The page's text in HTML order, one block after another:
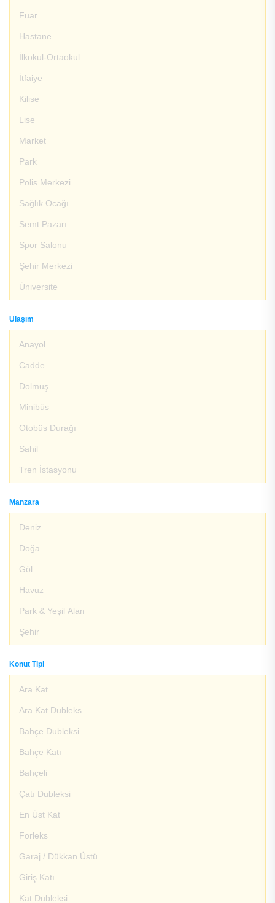
Fuar
Hastane
İlkokul-Ortaokul
İtfaiye
Kilise
Lise
Market
Park
Polis Merkezi
Sağlık Ocağı
Semt Pazarı
Spor Salonu
Şehir Merkezi
Üniversite
Ulaşım
Anayol
Cadde
Dolmuş
Minibüs
Otobüs Durağı
Sahil
Tren İstasyonu
Manzara
Deniz
Doğa
Göl
Havuz
Park & Yeşil Alan
Şehir
Konut Tipi
Ara Kat
Ara Kat Dubleks
Bahçe Dubleksi
Bahçe Katı
Bahçeli
Çatı Dubleksi
En Üst Kat
Forleks
Garaj / Dükkan Üstü
Giriş Katı
Kat Dubleksi